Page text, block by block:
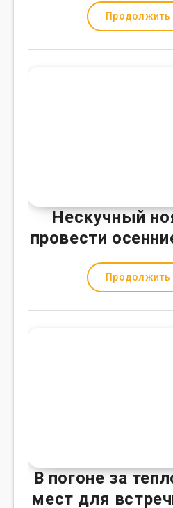
Продолжить
Нескучный
провести
Продолжить
В погоне за
мест для